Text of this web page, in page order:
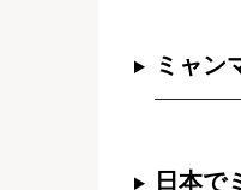
ミャン
日本で